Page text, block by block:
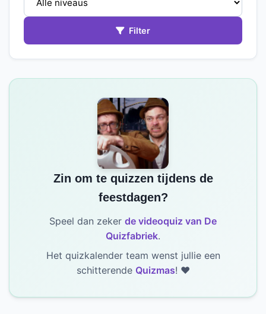
Filter
Zin om te quizzen tijdens de
feestdagen?
Speel dan zeker de videoquiz van De
Quizfabriek.
Het quizkalender team wenst jullie een
schitterende Quizmas! ❤️